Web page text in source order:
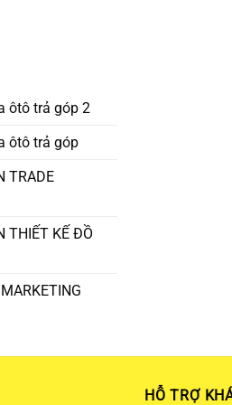
ôtô trả góp 2
ôtô trả góp
TRADE
THIẾT KẾ ĐỒ
HỖ TRỢ